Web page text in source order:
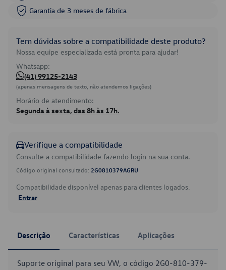
Garantia de 3 meses de fábrica
Tem dúvidas sobre a compatibilidade deste produto?
Nossa equipe especializada está pronta para ajudar!
Whatsapp:
(41) 99125-2143
(apenas mensagens de texto, não atendemos ligações)
Horário de atendimento:
Segunda à sexta, das 8h às 17h.
Verifique a compatibilidade
Consulte a compatibilidade fazendo login na sua conta.
Código original consultado: 2G0810379AGRU
Compatibilidade disponível apenas para clientes logados.
Entrar
Descrição Características Aplicações
Suporte original para seu VW, o código 2G0-810-379-